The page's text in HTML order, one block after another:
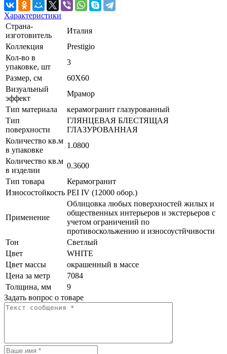
Характеристики
Страна-
изготовитель
Италия
Коллекция
Prestigio
Кол-во в
упаковке, шт
3
Размер, см
60X60
Визуальный
эффект
Мрамор
Тип материала
керамогранит глазурованный
Тип
поверхности
ГЛЯНЦЕВАЯ БЛЕСТЯЩАЯ
ГЛАЗУРОВАННАЯ
Количество кв.м
в упаковке
1.0800
Количество кв.м
в изделии
0.3600
Тип товара
Керамогранит
Износостойкость PEI IV (12000 обор.)
Применение
Облицовка любых поверхностей жилых и
общественных интерьеров и экстерьеров с
учетом ограничений по
противоскольжению и износоустйчивости
Тон
Светлый
Цвет
WHITE
Цвет массы
окрашенный в массе
Цена за метр
7084
Толщина, мм
9
Задать вопрос о товаре